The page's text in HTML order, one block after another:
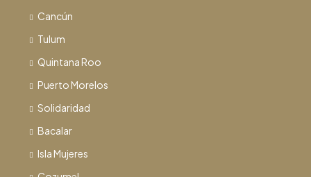
Cancún
Tulum
Quintana Roo
Puerto Morelos
Solidaridad
Bacalar
Isla Mujeres